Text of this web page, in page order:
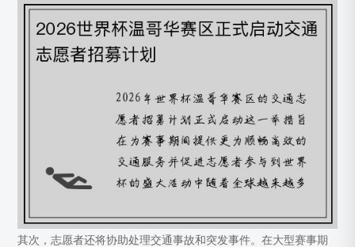
其次，志愿者还将协助处理交通事故和突发事件。在大型赛事期